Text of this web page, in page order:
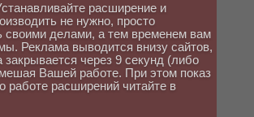
расширение и
не нужно, просто
своими делами, а тем временем вам
Реклама выводится внизу сайтов,
через 9 секунд (либо
Вашей работе. При этом показ
работе расширений читайте в